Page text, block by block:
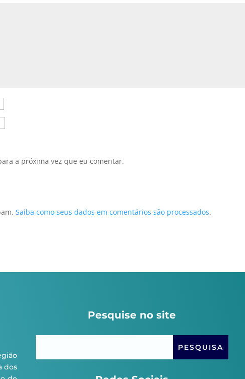
a próxima vez que eu comentar.
Saiba como seus dados em comentários são processados.
dos
Pesquise no site